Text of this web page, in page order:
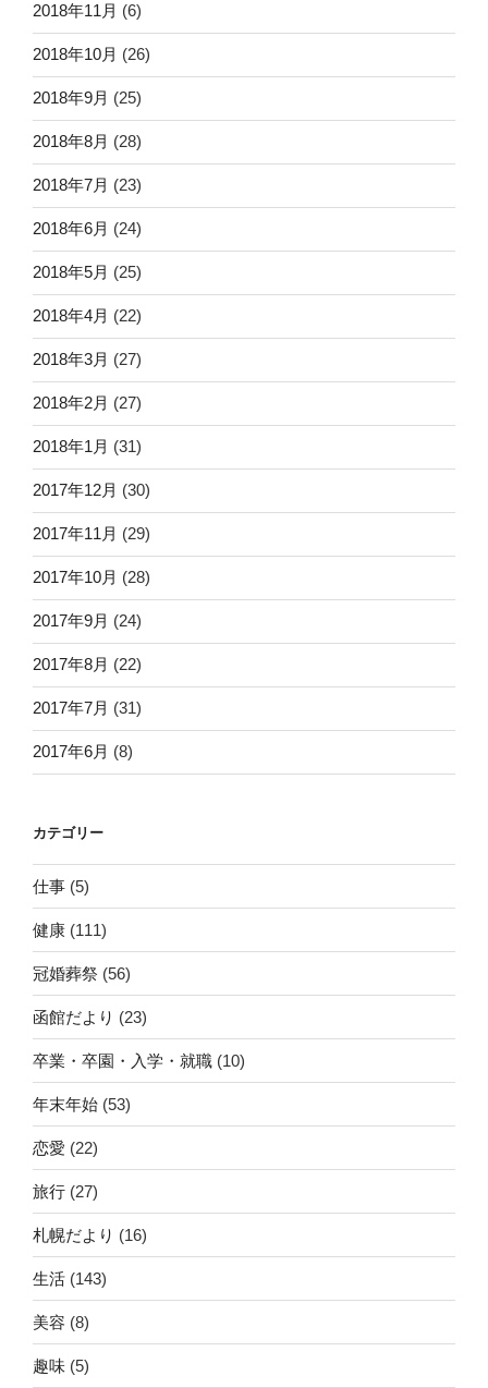
2018年11月 (6)
2018年10月 (26)
2018年9月 (25)
2018年8月 (28)
2018年7月 (23)
2018年6月 (24)
2018年5月 (25)
2018年4月 (22)
2018年3月 (27)
2018年2月 (27)
2018年1月 (31)
2017年12月 (30)
2017年11月 (29)
2017年10月 (28)
2017年9月 (24)
2017年8月 (22)
2017年7月 (31)
2017年6月 (8)
カテゴリー
仕事 (5)
健康 (111)
冠婚葬祭 (56)
函館だより (23)
卒業・卒園・入学・就職 (10)
年末年始 (53)
恋愛 (22)
旅行 (27)
札幌だより (16)
生活 (143)
美容 (8)
趣味 (5)